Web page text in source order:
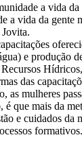
a vida
a vida da
e produção
das
mulheres
mais da
e cuidados da